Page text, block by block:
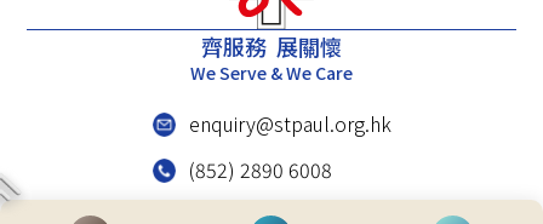
齊服務 展關懷
We Serve & We Care
enquiry@stpaul.org.hk
(852) 2890 6008
香港铜锣湾东院道2号